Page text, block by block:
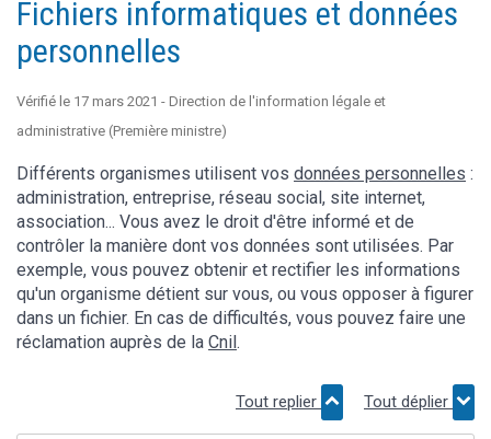
Fichiers informatiques et données
personnelles
Vérifié le 17 mars 2021 - Direction de l'information légale et
administrative (Première ministre)
Différents organismes utilisent vos données personnelles :
administration, entreprise, réseau social, site internet,
association... Vous avez le droit d'être informé et de
contrôler la manière dont vos données sont utilisées. Par
exemple, vous pouvez obtenir et rectifier les informations
qu'un organisme détient sur vous, ou vous opposer à figurer
dans un fichier. En cas de difficultés, vous pouvez faire une
réclamation auprès de la Cnil .
Tout replier Tout déplier